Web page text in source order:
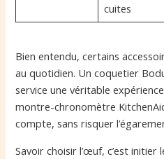
cuites
Bien entendu, certains
au quotidien. Un coquetier
service une véritable
montre-chronomètre
compte, sans risquer
Savoir choisir l’œuf, c’est initier